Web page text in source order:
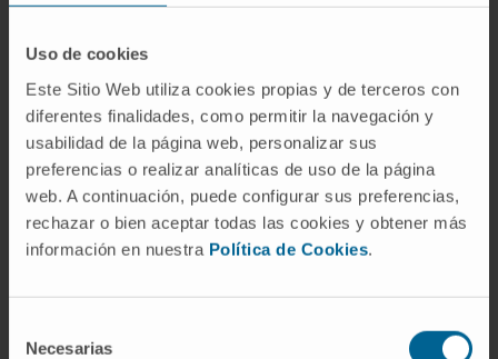
Uso de cookies
Este Sitio Web utiliza cookies propias y de terceros con
diferentes finalidades, como permitir la navegación y
usabilidad de la página web, personalizar sus
preferencias o realizar analíticas de uso de la página
web. A continuación, puede configurar sus preferencias,
rechazar o bien aceptar todas las cookies y obtener más
información en nuestra Política de Cookies.
Necesarias
algunos textos anglosajones (dispensable
amino acid). Significa exactamente lo mismo:
que el organismo puede producirlo. No
obstante, la palabra prescindible resulta
todavía más equívoca que no esencial, porque
ninguno de estos aminoácidos es superfluo.
¿Cuántos aminoácidos no
esenciales dentro del mismo grupo. Algunas